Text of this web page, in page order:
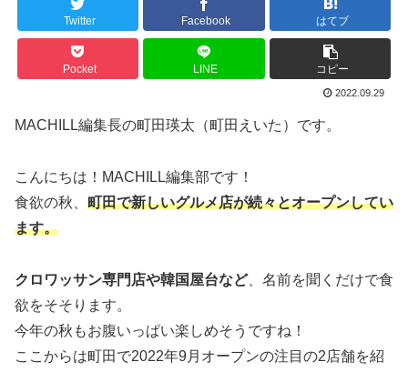
Twitter Facebook はてブ
Pocket LINE コピー
2022.09.29
MACHILL編集長の町田瑛太（町田えいた）です。
こんにちは！MACHILL編集部です！
食欲の秋、 町田で新しいグルメ店が続々とオープンしてい
ます。
クロワッサン専門店や韓国屋台など、名前を聞くだけで食
欲をそそります。
今年の秋もお腹いっぱい楽しめそうですね！
ここからは町田で2022年9月オープンの注目の2店舗を紹